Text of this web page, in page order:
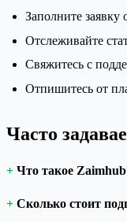
Заполните заявку
Отслеживайте
Свяжитесь с
Отпишитесь от
Часто
Что такое
Сколько стоит